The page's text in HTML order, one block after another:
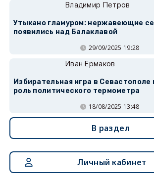
Владимир Петров
Утыкано гламуром: нержавеющие
появились над Балаклавой
29/09/2025 19:28
Иван Ермаков
Избирательная игра в Севастополе
роль политического термометра
18/08/2025 13:48
В раздел
Личный кабинет